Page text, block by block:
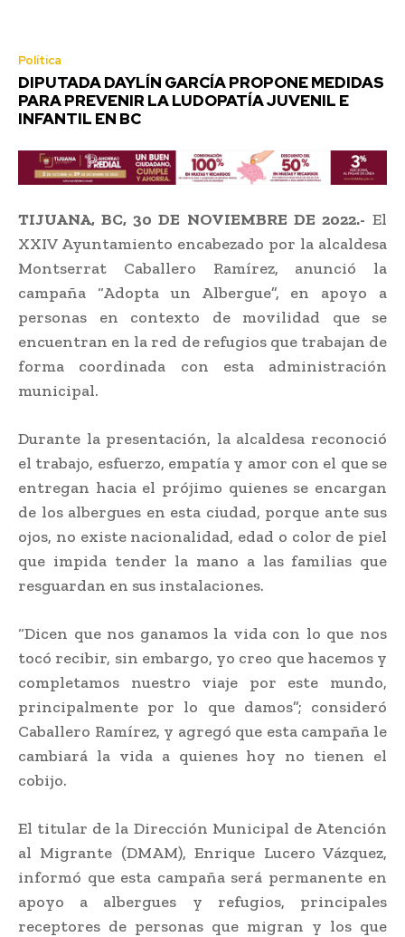
Política
DIPUTADA DAYLÍN GARCÍA PROPONE MEDIDAS
PARA PREVENIR LA LUDOPATÍA JUVENIL E
INFANTIL EN BC
TIJUANA, BC, 30 DE NOVIEMBRE DE 2022.- El
XXIV Ayuntamiento encabezado por la alcaldesa
Montserrat Caballero Ramírez, anunció la
campaña “Adopta un Albergue”, en apoyo a
personas en contexto de movilidad que se
encuentran en la red de refugios que trabajan de
forma coordinada con esta administración
municipal.
Durante la presentación, la alcaldesa reconoció
el trabajo, esfuerzo, empatía y amor con el que se
entregan hacia el prójimo quienes se encargan
de los albergues en esta ciudad, porque ante sus
ojos, no existe nacionalidad, edad o color de piel
que impida tender la mano a las familias que
resguardan en sus instalaciones.
“Dicen que nos ganamos la vida con lo que nos
tocó recibir, sin embargo, yo creo que hacemos y
completamos nuestro viaje por este mundo,
principalmente por lo que damos”; consideró
Caballero Ramírez, y agregó que esta campaña le
cambiará la vida a quienes hoy no tienen el
cobijo.
El titular de la Dirección Municipal de Atención
al Migrante (DMAM), Enrique Lucero Vázquez,
informó que esta campaña será permanente en
apoyo a albergues y refugios, principales
receptores de personas que migran y los que